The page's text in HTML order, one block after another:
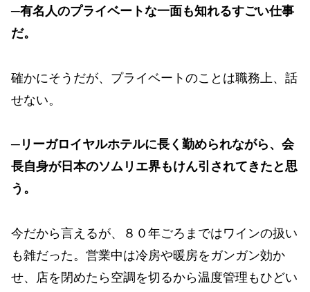
─有名人のプライベートな一面も知れるすごい仕事
だ。
確かにそうだが、プライベートのことは職務上、話
せない。
─リーガロイヤルホテルに長く勤められながら、会
長自身が日本のソムリエ界もけん引されてきたと思
う。
今だから言えるが、８０年ごろまではワインの扱い
も雑だった。営業中は冷房や暖房をガンガン効か
せ、店を閉めたら空調を切るから温度管理もひどい